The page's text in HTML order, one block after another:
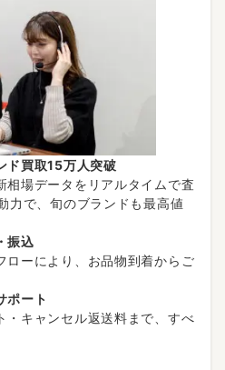
ド買取15万人突破
相場データをリアルタイムで査
力で、旬のブランドも最高値
振込
ローにより、お品物到着からご
ポート
・キャンセル返送料まで、すべ